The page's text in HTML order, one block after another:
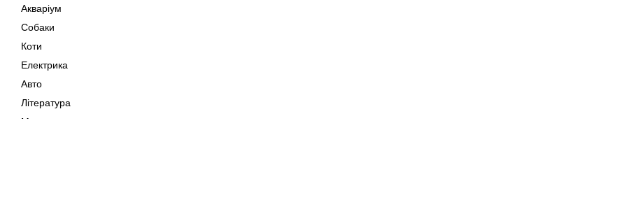
Акваріум
Собаки
Коти
Електрика
Авто
Література
Музика